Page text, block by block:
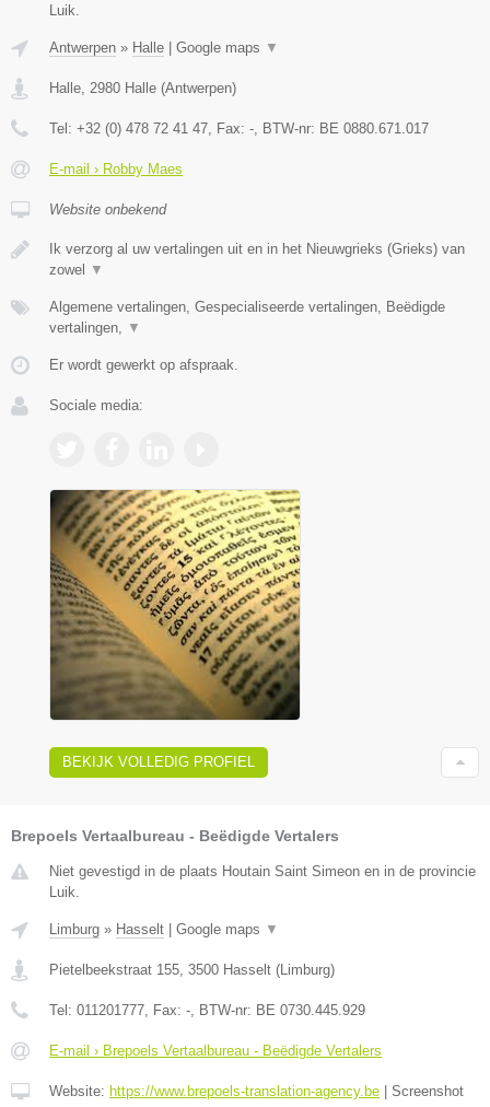
Luik.
Antwerpen » Halle | Google maps ▼
Halle 2980 Halle (Antwerpen)
Tel: +32 (0) 478 72 41 47 , Fax: - , BTW-nr: BE 0880.671.017
E-mail › Robby Maes
Website onbekend
Ik verzorg al uw vertalingen uit en in het Nieuwgrieks (Grieks) van
zowel ▼
Algemene vertalingen, Gespecialiseerde vertalingen, Beëdigde
vertalingen,
▼
Er wordt gewerkt op afspraak.
Sociale media:
BEKIJK VOLLEDIG PROFIEL
Brepoels Vertaalbureau - Beëdigde Vertalers
Niet gevestigd in de plaats Houtain Saint Simeon en in de provincie
Luik.
Limburg » Hasselt | Google maps ▼
Pietelbeekstraat 155 3500 Hasselt (Limburg)
Tel: 011201777 , Fax: - , BTW-nr: BE 0730.445.929
E-mail › Brepoels Vertaalbureau - Beëdigde Vertalers
Website: https://www.brepoels-translation-agency.be | Screenshot